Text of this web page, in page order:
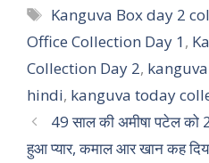
Tags
Kanguva Box day 2
Office Collection Day 1,
Collection Day 2,
hindi, kanguva today
49 साल की अमीषा पटेल को
हुआ प्यार, कमाल आर खान कह